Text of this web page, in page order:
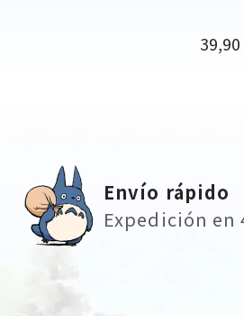
Precio
Envío rápido
Expedición en